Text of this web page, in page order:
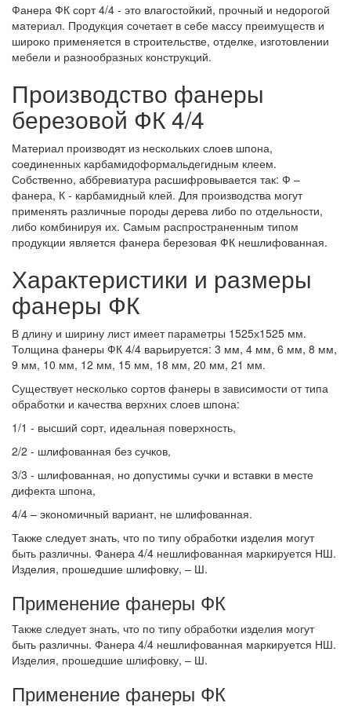
Фанера ФК сорт 4/4 - это влагостойкий, прочный и недорогой
материал. Продукция сочетает в себе массу преимуществ и
широко применяется в строительстве, отделке, изготовлении
мебели и разнообразных конструкций.
Производство фанеры
березовой ФК 4/4
Материал производят из нескольких слоев шпона,
соединенных карбамидоформальдегидным клеем.
Собственно, аббревиатура расшифровывается так: Ф –
фанера, К - карбамидный клей. Для производства могут
применять различные породы дерева либо по отдельности,
либо комбинируя их. Самым распространенным типом
продукции является фанера березовая ФК нешлифованная.
Характеристики и размеры
фанеры ФК
В длину и ширину лист имеет параметры 1525х1525 мм.
Толщина фанеры ФК 4/4 варьируется: 3 мм, 4 мм, 6 мм, 8 мм,
9 мм, 10 мм, 12 мм, 15 мм, 18 мм, 20 мм, 21 мм.
Существует несколько сортов фанеры в зависимости от типа
обработки и качества верхних слоев шпона:
1/1 - высший сорт, идеальная поверхность,
2/2 - шлифованная без сучков,
3/3 - шлифованная, но допустимы сучки и вставки в месте
дифекта шпона,
4/4 – экономичный вариант, не шлифованная.
Также следует знать, что по типу обработки изделия могут
быть различны. Фанера 4/4 нешлифованная маркируется НШ.
Изделия, прошедшие шлифовку, – Ш.
Применение фанеры ФК
Также следует знать, что по типу обработки изделия могут
быть различны. Фанера 4/4 нешлифованная маркируется НШ.
Изделия, прошедшие шлифовку, – Ш.
Применение фанеры ФК